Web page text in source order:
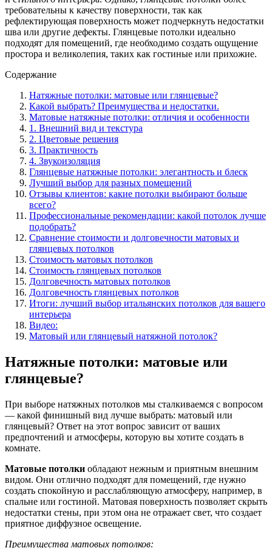
требовательны к качеству поверхности, так как
рефлектирующая поверхность может подчеркнуть недостатки
шва или другие дефекты. Глянцевые потолки идеально
подходят для помещений, где необходимо создать ощущение
простора и великолепия, таких как гостиные или прихожие.
Содержание
Натяжные потолки: матовые или глянцевые?
Какой выбрать? Преимущества и недостатки.
Матовые натяжные потолки: отличия и особенности
1. Внешний вид и текстура
2. Цветовые решения
3. Практичность
4. Звукоизоляция
Глянцевые натяжные потолки: элегантность и блеск
Лучший выбор для разных помещений
Отзывы клиентов: какие потолки выбирают больше
всего?
Профессиональные рекомендации: какой потолок лучше
подобрать?
Сравнение стоимости и долговечности матовых и
глянцевых потолков
Стоимость матовых потолков
Стоимость глянцевых потолков
Долговечность матовых потолков
Долговечность глянцевых потолков
Итоги: лучший выбор итальянских потолков для вашего
интерьера
Видео:
Матовый или глянцевый натяжной потолок?
Натяжные потолки: матовые или
глянцевые?
При выборе натяжных потолков мы сталкиваемся с вопросом
— какой финишный вид лучше выбрать: матовый или
глянцевый? Ответ на этот вопрос зависит от ваших
предпочтений и атмосферы, которую вы хотите создать в
комнате.
Матовые потолки обладают нежным и приятным внешним
видом. Они отлично подходят для помещений, где нужно
создать спокойную и расслабляющую атмосферу, например, в
спальне или гостиной. Матовая поверхность позволяет скрыть
недостатки стены, при этом она не отражает свет, что создает
приятное диффузное освещение.
Преимущества матовых потолков: